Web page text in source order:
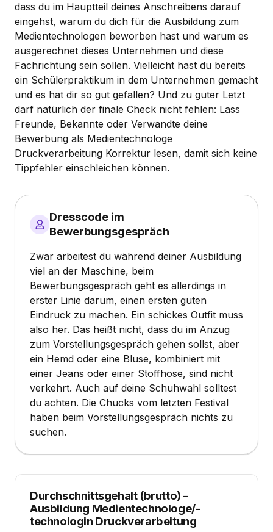
dass du im Hauptteil deines Anschreibens darauf
eingehst, warum du dich für die Ausbildung zum
Medientechnologen beworben hast und warum es
ausgerechnet dieses Unternehmen und diese
Fachrichtung sein sollen. Vielleicht hast du bereits
ein Schülerpraktikum in dem Unternehmen gemacht
und es hat dir so gut gefallen? Und zu guter Letzt
darf natürlich der finale Check nicht fehlen: Lass
Freunde, Bekannte oder Verwandte deine
Bewerbung als Medientechnologe
Druckverarbeitung Korrektur lesen, damit sich keine
Tippfehler einschleichen können.
Dresscode im
Bewerbungsgespräch
Zwar arbeitest du während deiner Ausbildung
viel an der Maschine, beim
Bewerbungsgespräch geht es allerdings in
erster Linie darum, einen ersten guten
Eindruck zu machen. Ein schickes Outfit muss
also her. Das heißt nicht, dass du im Anzug
zum Vorstellungsgespräch gehen sollst, aber
ein Hemd oder eine Bluse, kombiniert mit
einer Jeans oder einer Stoffhose, sind nicht
verkehrt. Auch auf deine Schuhwahl solltest
du achten. Die Chucks vom letzten Festival
haben beim Vorstellungsgespräch nichts zu
suchen.
Durchschnittsgehalt (brutto)–
Ausbildung Medientechnologe/-
technologin Druckverarbeitung